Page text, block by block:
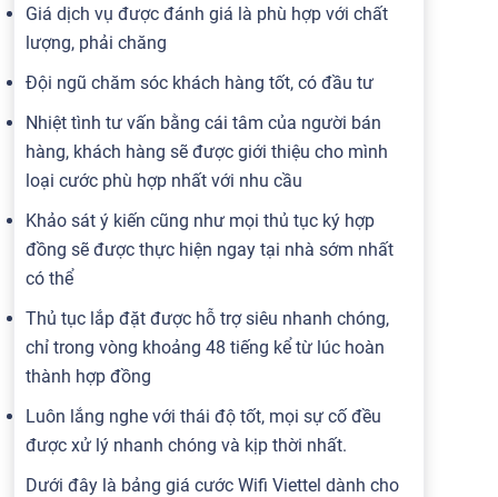
Giá dịch vụ được đánh giá là phù hợp với chất
lượng, phải chăng
Đội ngũ chăm sóc khách hàng tốt, có đầu tư
Nhiệt tình tư vấn bằng cái tâm của người bán
hàng, khách hàng sẽ được giới thiệu cho mình
loại cước phù hợp nhất với nhu cầu
Khảo sát ý kiến cũng như mọi thủ tục ký hợp
đồng sẽ được thực hiện ngay tại nhà sớm nhất
có thể
Thủ tục lắp đặt được hỗ trợ siêu nhanh chóng,
chỉ trong vòng khoảng 48 tiếng kể từ lúc hoàn
thành hợp đồng
Luôn lắng nghe với thái độ tốt, mọi sự cố đều
được xử lý nhanh chóng và kịp thời nhất.
Dưới đây là bảng giá cước Wifi Viettel dành cho